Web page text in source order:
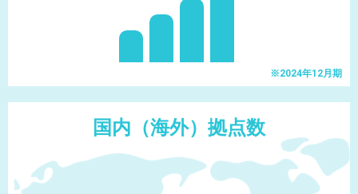
※2024年12月期
国内（海外）拠点数